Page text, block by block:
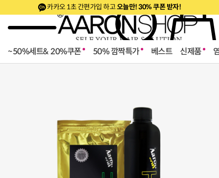
카카오 1초 간편가입 하고오늘만! 30% 쿠폰 받자!
~50%세트& 20%쿠폰 50% 깜짝특가 베스트 신제품